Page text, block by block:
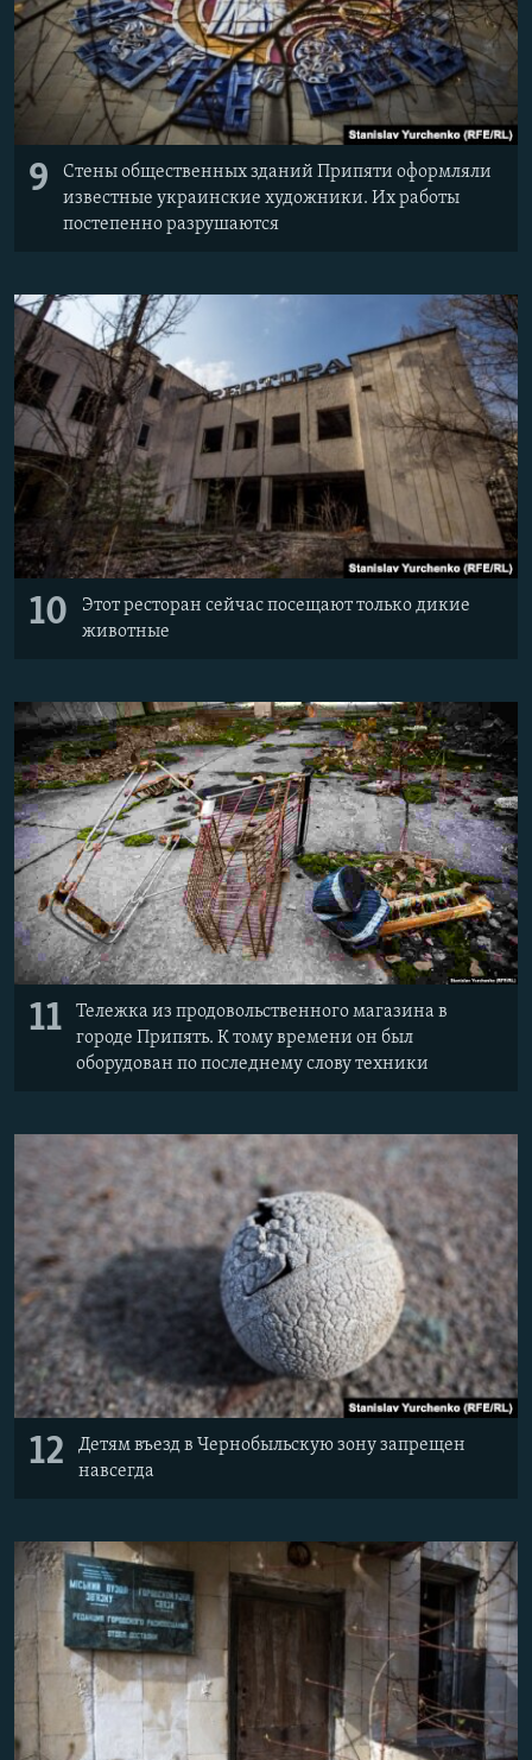
9
Стены общественных зданий Припяти оформляли
известные украинские художники. Их работы
постепенно разрушаются
10
Этот ресторан сейчас посещают только дикие
животные
11
Тележка из продовольственного магазина в
городе Припять. К тому времени он был
оборудован по последнему слову техники
12
Детям въезд в Чернобыльскую зону запрещен
навсегда